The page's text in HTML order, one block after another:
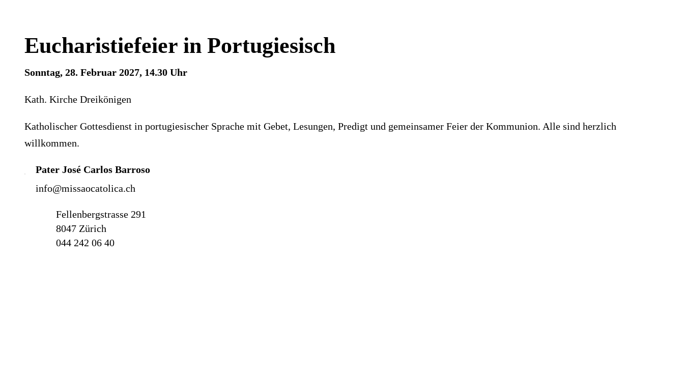
Eucharistiefeier in Portugiesisch
Sonntag, 28. Februar 2027, 14.30 Uhr
Kath. Kirche Dreikönigen
Katholischer Gottesdienst in portugiesischer Sprache mit Gebet, Lesungen, Predigt und gemeinsamer Feier der Kommunion. Alle sind herzlich
willkommen.
Pater José Carlos Barroso
info@missaocatolica.ch
Fellenbergstrasse 291
8047 Zürich
044 242 06 40